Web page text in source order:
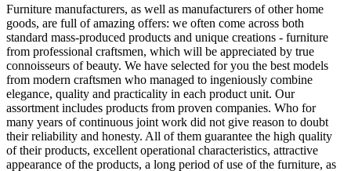
Furniture manufacturers, as well as manufacturers of other home
goods, are full of amazing offers: we often come across both
standard mass-produced products and unique creations - furniture
from professional craftsmen, which will be appreciated by true
connoisseurs of beauty. We have selected for you the best models
from modern craftsmen who managed to ingeniously combine
elegance, quality and practicality in each product unit. Our
assortment includes products from proven companies. Who for
many years of continuous joint work did not give reason to doubt
their reliability and honesty. All of them guarantee the high quality
of their products, excellent operational characteristics, attractive
appearance of the products, a long period of use of the furniture, as